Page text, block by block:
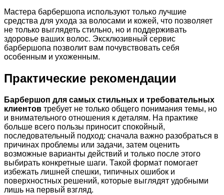
Мастера барбершопа используют только лучшие
средства для ухода за волосами и кожей, что позволяет
не только выглядеть стильно, но и поддерживать
здоровье ваших волос. Эксклюзивный сервис
барбершопа позволит вам почувствовать себя
особенным и ухоженным.
Практические рекомендации
Барбершоп для самых стильных и требовательных
клиентов требует не только общего понимания темы, но
и внимательного отношения к деталям. На практике
больше всего пользы приносит спокойный,
последовательный подход: сначала важно разобраться в
причинах проблемы или задачи, затем оценить
возможные варианты действий и только после этого
выбирать конкретные шаги. Такой формат помогает
избежать лишней спешки, типичных ошибок и
поверхностных решений, которые выглядят удобными
лишь на первый взгляд.